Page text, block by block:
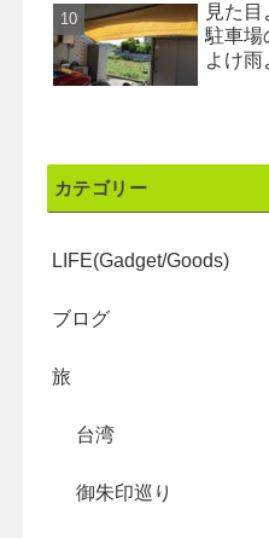
見た
駐車
よけ雨
カテゴリー
LIFE(Gadget/Goods)
ブログ
旅
台湾
御朱印巡り